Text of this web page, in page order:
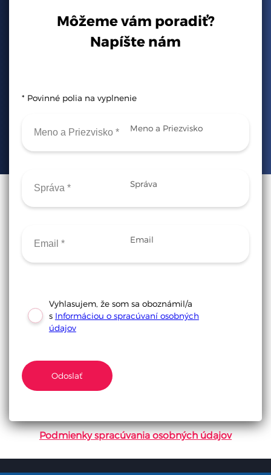
Môžeme vám poradiť?
Napíšte nám
* Povinné polia na vyplnenie
Meno a Priezvisko
Správa
Email
Vyhlasujem, že som sa oboznámil/a
s Informáciou o spracúvaní osobných
údajov
Odoslať
Podmienky spracúvania osobných údajov